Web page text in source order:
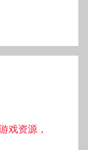
戏资源，